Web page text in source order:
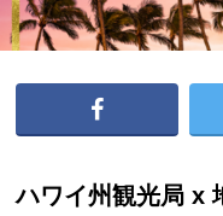
ハワイ州観光局 x